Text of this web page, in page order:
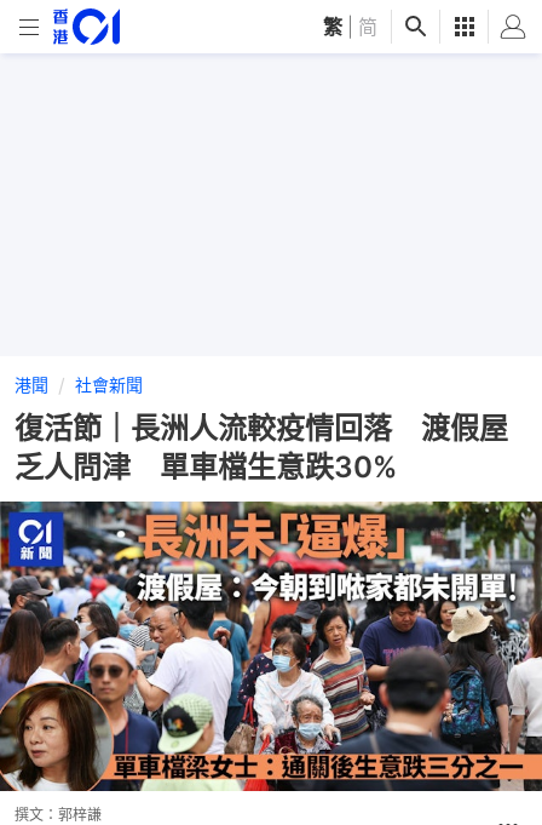
繁 简
港聞 社會新聞
復活節｜長洲人流較疫情回落 渡假屋
乏人問津 單車檔生意跌30%
撰文： 郭梓謙